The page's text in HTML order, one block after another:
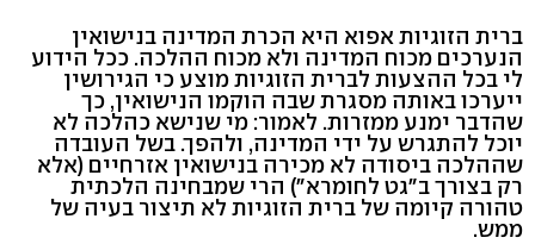
ברית הזוגיות אפוא היא הכרת המדינה בנישואין
הנערכים מכוח המדינה ולא מכוח ההלכה. ככל הידוע
לי בכל ההצעות לברית הזוגיות מוצע כי הגירושין
ייערכו באותה מסגרת שבה הוקמו הנישואין, כך
שהדבר ימנע ממזרות. לאמור: מי שנישא כהלכה לא
יוכל להתגרש על ידי המדינה, ולהפך. בשל העובדה
שההלכה ביסודה לא מכירה בנישואין אזרחיים (אלא
רק בצורך ב"גט לחומרא") הרי שמבחינה הלכתית
טהורה קיומה של ברית הזוגיות לא תיצור בעיה של
ממש.